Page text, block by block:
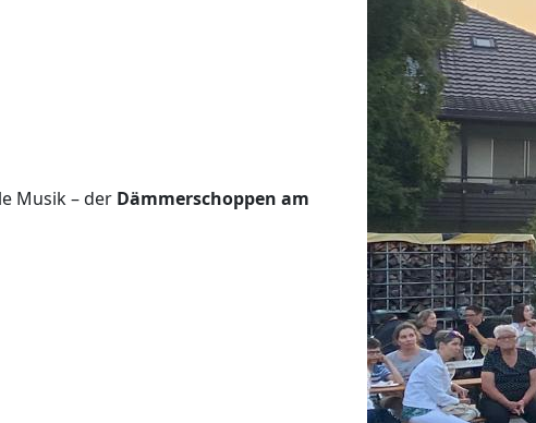
Musik – der Dämmerschoppen am